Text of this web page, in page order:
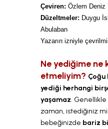
Çeviren: Özlem Deniz
Düzeltmeler: Duygu
Abulaban
Yazarın izniyle
Ne yediğime ne
etmeliyim? Çoğu
yediği herhangi
yaşamaz.
zaman, istediğiniz
bebeğinizde bariz